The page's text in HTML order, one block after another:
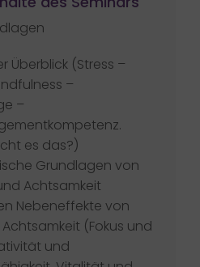
Überblick (Stress –
–
–
es das?)
Grundlagen von
Achtsamkeit
Nebeneffekte von
(Fokus und
und